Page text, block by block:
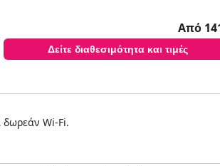
στο EPFL και άνετα δωμάτια που
προσφέροντας ασφαλείς και
τόσο για επαγγελματίες όσο και
Από
Δείτε διαθεσιμότητα και τιμές
δωρεάν Wi-Fi.